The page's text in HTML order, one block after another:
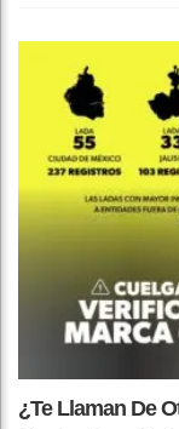
¿Te Llaman De